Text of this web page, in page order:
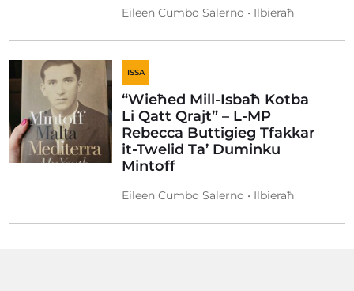
Eileen Cumbo Salerno • Ilbieraħ
ISSA
“Wieħed Mill-Isbaħ Kotba
Li Qatt Qrajt” – L-MP
Rebecca Buttigieg Tfakkar
it-Twelid Ta’ Duminku
Mintoff
Eileen Cumbo Salerno • Ilbieraħ